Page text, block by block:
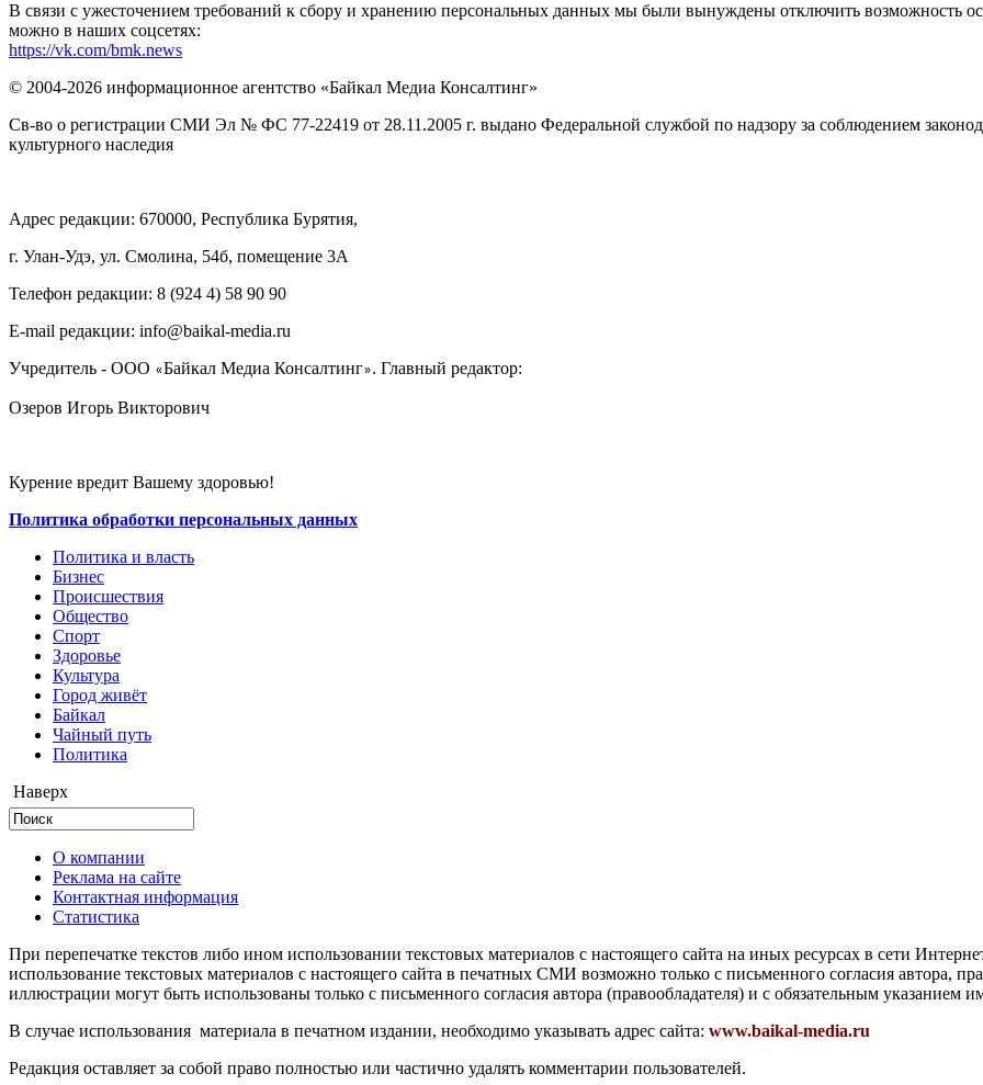
В связи с ужесточением требований к сбору и хранению персональных данных мы были вынуждены отключить возможность
можно в наших соцсетях:
https://vk.com/bmk.news
© 2004-2026 информационное агентство «Байкал Медиа Консалтинг»
Св-во о регистрации СМИ Эл № ФС 77-22419 от 28.11.2005 г. выдано Федеральной службой по надзору за соблюдением
культурного наследия
Адрес редакции: 670000, Республика Бурятия,
г. Улан-Удэ, ул. Смолина, 54б, помещение 3А
Телефон редакции: ‎‎8 (924 4) 58 90 90
E-mail редакции: info@baikal-media.ru
Учредитель - ООО «Байкал Медиа Консалтинг». Главный редактор:
Озеров Игорь Викторович
Курение вредит Вашему здоровью!
Политика обработки персональных данных
Политика и власть
Бизнес
Происшествия
Общество
Cпорт
Здоровье
Культура
Город живёт
Байкал
Чайный путь
Политика
Наверх
О компании
Реклама на сайте
Контактная информация
Статистика
При перепечатке текстов либо ином использовании текстовых материалов с настоящего сайта на иных ресурсах в сети
использование текстовых материалов с настоящего сайта в печатных СМИ возможно только с письменного согласия автора,
иллюстрации могут быть использованы только с письменного согласия автора (правообладателя) и с обязательным указанием
В случае использования материала в печатном издании, необходимо указывать адрес сайта: www.baikal-media.ru
Редакция оставляет за собой право полностью или частично удалять комментарии пользователей.